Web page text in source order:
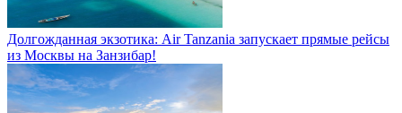
Долгожданная экзотика: Air Tanzania запускает прямые рейсы
из Москвы на Занзибар!